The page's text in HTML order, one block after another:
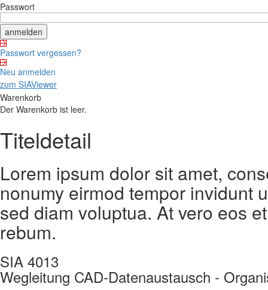
Passwort
Passwort vergessen?
Neu anmelden
zum SIAViewer
Warenkorb
Der Warenkorb ist leer.
Titeldetail
Lorem ipsum dolor sit amet,
nonumy eirmod tempor invidunt
sed diam voluptua. At vero eos
rebum.
SIA 4013
Wegleitung CAD-Datenaustausch -